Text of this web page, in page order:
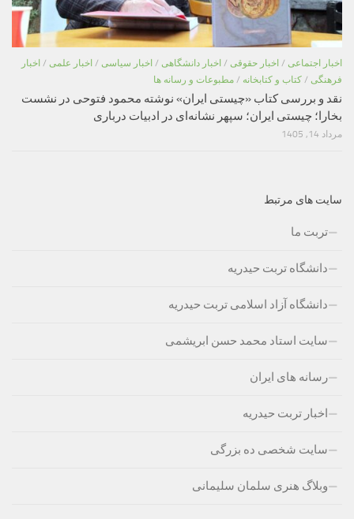
اخبار اجتماعی / اخبار حقوقی / اخبار دانشگاهی / اخبار سیاسی / اخبار علمی / اخبار
فرهنگی / کتاب و کتابخانه / مطبوعات و رسانه ها
نقد و بررسی کتاب «چیستی ایران» نوشته محمود فتوحی در نشست
بخارا؛ چیستی ایران؛ سپهر نشانه‌ای در ادبیات درباری
مرداد 14, 1405
سایت های مرتبط
تربت ما
دانشگاه تربت حیدریه
دانشگاه آزاد اسلامی تربت حیدریه
سایت استاد محمد حسن ابریشمی
رسانه های ایران
اخبار تربت حیدریه
سایت شخصی ده بزرگی
وبلاگ هنری سلمان سلیمانی